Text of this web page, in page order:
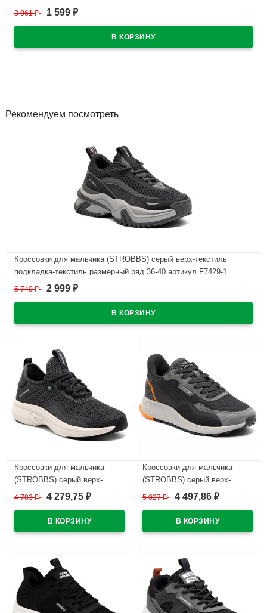
В наличии
3 061₽ 1 599 ₽
Рекомендуем посмотреть
Кроссовки для мальчика (STROBBS) серый верх-текстиль
подкладка-текстиль размерный ряд 36-40 артикул F7429-1
В наличии
5 740₽ 2 999 ₽
Кроссовки для мальчика
(STROBBS) серый верх-
текстиль подкладка-текстиль
4 783₽ 4 279,75 ₽
Кроссовки для мальчика
(STROBBS) серый верх-
текстиль подкладка-текстиль
5 027₽ 4 497,86 ₽